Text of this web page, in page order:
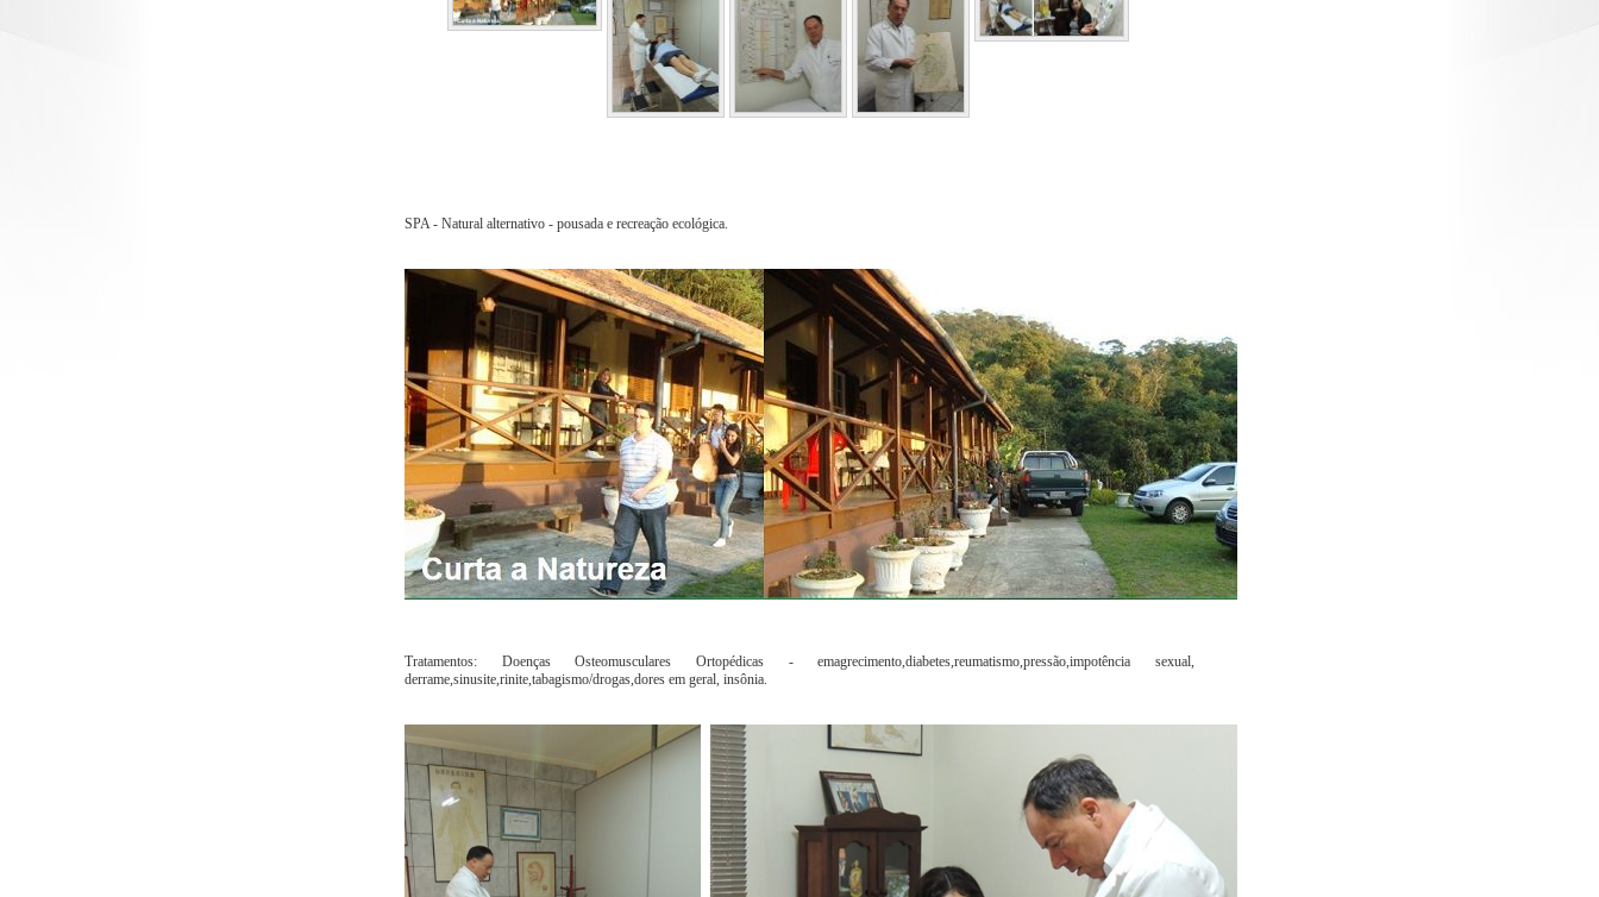
SPA - Natural alternativo - pousada e recreação ecológica.
Tratamentos: Doenças Osteomusculares Ortopédicas - emagrecimento,diabetes,reumatismo,pressão,impotência sexual,
derrame,sinusite,rinite,tabagismo/drogas,dores em geral, insônia.